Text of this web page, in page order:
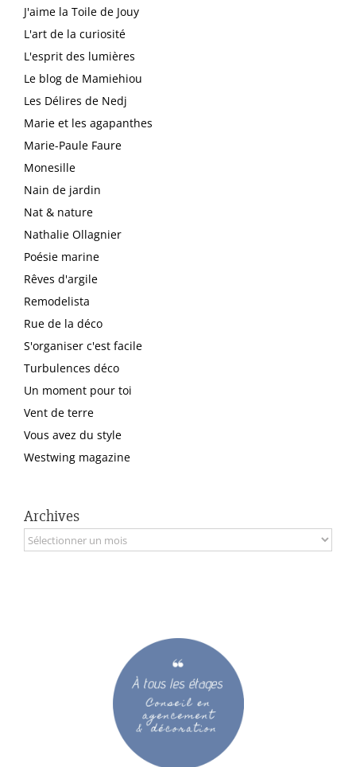
J'aime la Toile de Jouy
L'art de la curiosité
L'esprit des lumières
Le blog de Mamiehiou
Les Délires de Nedj
Marie et les agapanthes
Marie-Paule Faure
Monesille
Nain de jardin
Nat & nature
Nathalie Ollagnier
Poésie marine
Rêves d'argile
Remodelista
Rue de la déco
S'organiser c'est facile
Turbulences déco
Un moment pour toi
Vent de terre
Vous avez du style
Westwing magazine
Archives
Archives